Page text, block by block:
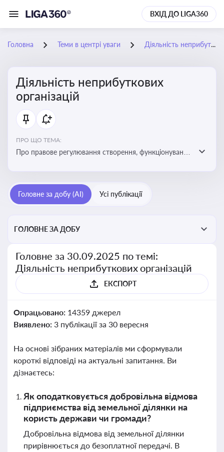
ВХІД ДО LIGA360
Головна Теми в центрі уваги Діяльність неприбуткових організацій
Діяльність неприбуткових
організацій
ПРО ЩО ТЕМА:
Про правове регулювання створення, функціонування
Головне за добу (AI) Усі публікації
ГОЛОВНЕ ЗА ДОБУ
Головне за 30.09.2025 по темі:
Діяльність неприбуткових організацій
ЕКСПОРТ
Опрацьовано: 14359 джерел
Виявлено: 3 публікації за 30 вересня
На основі зібраних матеріалів ми сформували
короткі відповіді на актуальні запитання. Ви
дізнаєтесь:
Як оподатковується добровільна відмова
підприємства від земельної ділянки на
користь держави чи громади?
Добровільна відмова від земельної ділянки
прирівнюється до безоплатної передачі. В